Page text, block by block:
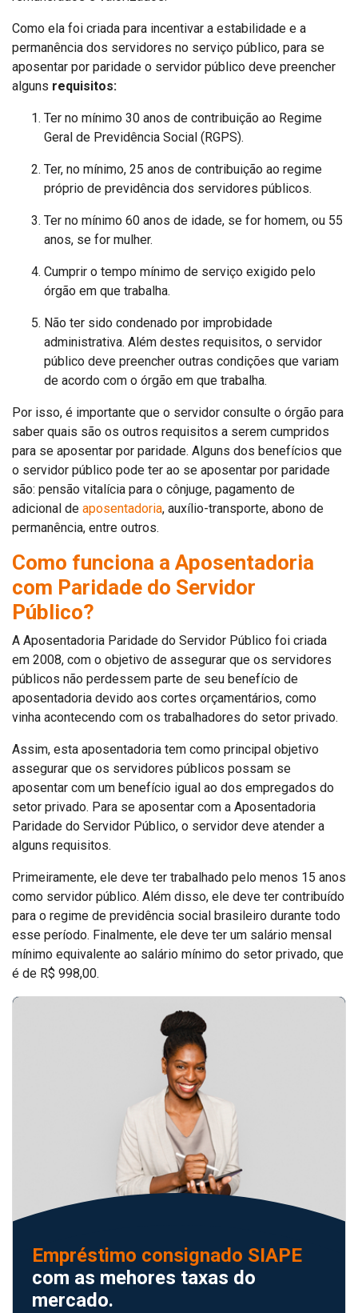
Como ela foi criada para incentivar a estabilidade e a
permanência dos servidores no serviço público, para se
aposentar por paridade o servidor público deve preencher
alguns requisitos:
Ter no mínimo 30 anos de contribuição ao Regime
Geral de Previdência Social (RGPS).
Ter, no mínimo, 25 anos de contribuição ao regime
próprio de previdência dos servidores públicos.
Ter no mínimo 60 anos de idade, se for homem, ou 55
anos, se for mulher.
Cumprir o tempo mínimo de serviço exigido pelo
órgão em que trabalha.
Não ter sido condenado por improbidade
administrativa. Além destes requisitos, o servidor
público deve preencher outras condições que variam
de acordo com o órgão em que trabalha.
Por isso, é importante que o servidor consulte o órgão para
saber quais são os outros requisitos a serem cumpridos
para se aposentar por paridade. Alguns dos benefícios que
o servidor público pode ter ao se aposentar por paridade
são: pensão vitalícia para o cônjuge, pagamento de
adicional de aposentadoria, auxílio-transporte, abono de
permanência, entre outros.
Como funciona a Aposentadoria
com Paridade do Servidor
Público?
A Aposentadoria Paridade do Servidor Público foi criada
em 2008, com o objetivo de assegurar que os servidores
públicos não perdessem parte de seu benefício de
aposentadoria devido aos cortes orçamentários, como
vinha acontecendo com os trabalhadores do setor privado.
Assim, esta aposentadoria tem como principal objetivo
assegurar que os servidores públicos possam se
aposentar com um benefício igual ao dos empregados do
setor privado. Para se aposentar com a Aposentadoria
Paridade do Servidor Público, o servidor deve atender a
alguns requisitos.
Primeiramente, ele deve ter trabalhado pelo menos 15 anos
como servidor público. Além disso, ele deve ter contribuído
para o regime de previdência social brasileiro durante todo
esse período. Finalmente, ele deve ter um salário mensal
mínimo equivalente ao salário mínimo do setor privado, que
é de R$ 998,00.
Empréstimo consignado SIAPE
com as mehores taxas do
mercado.